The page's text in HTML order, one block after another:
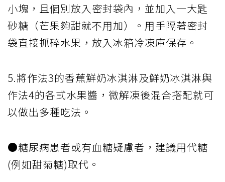
小塊，且個別放入密封袋內，並加入一大匙
砂糖（芒果夠甜就不用加）。用手隔著密封
袋直接抓碎水果，放入冰箱冷凍庫保存。
5.將作法3的香蕉鮮奶冰淇淋及鮮奶冰淇淋與
作法4的各式水果醬，微解凍後混合搭配就可
以做出多種吃法。
●糖尿病患者或有血糖疑慮者，建議用代糖
(例如甜菊糖)取代。